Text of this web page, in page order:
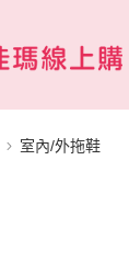
室內/外拖鞋